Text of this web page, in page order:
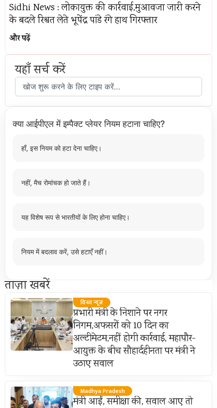
Sidhi News : लोकायुक्त की कार्रवाई,मुआवजा जारी करने
के बदले रिश्वत लेते भूपेंद्र पांडे रंगे हाथ गिरफ्तार
और पढ़ें
यहाँ सर्च करें
क्या आईपीएल में इम्पैक्ट प्लेयर नियम हटाना चाहिए?
हाँ, इस नियम को हटा देना चाहिए।
नहीं, मैच रोमांचक हो जाते हैं।
यह विशेष रूप से भारतीयों के लिए होना चाहिए।
नियम में बदलाव करें, उसे हटाएँ नहीं।
ताज़ा खबरें
विन्ध्य न्यूज़
प्रभारी मंत्री के निशाने पर नगर
निगम,अफसरों को 10 दिन का
अल्टीमेटम,नहीं होगी कार्रवाई, महापौर-
आयुक्त के बीच सौहार्दहीनता पर मंत्री ने
उठाए सवाल
Madhya Pradesh
मंत्री आईं, समीक्षा की, सवाल आए तो